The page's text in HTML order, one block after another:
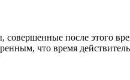
совершенные после этого
что время